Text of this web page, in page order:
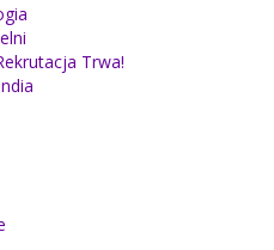
Trwa!